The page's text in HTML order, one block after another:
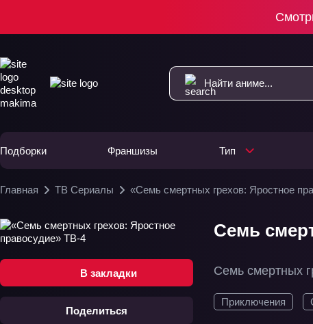
Подборки Франшизы Тип
Главная ТВ Сериалы «Семь смертных грехов: Яростное
В закладки
Поделиться
Семь
Семь смертных
Приключения